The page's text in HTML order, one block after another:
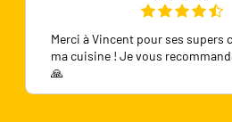
Merci à Vincent pour ses supers
ma cuisine ! Je vous
🙏